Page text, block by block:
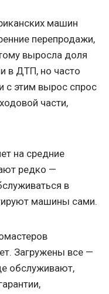
машин
перепродажи,
выросла доля
в ДТП, но часто
с этим вырос спрос
части,
на средние
редко —
в
машины сами.
Загружены все —
обслуживают,